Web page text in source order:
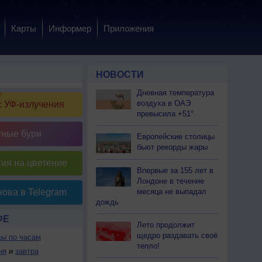
Карты Информер Приложения
УФ-излучения
бури
на цветение
в Telegram
по часам
и завтра
НОВОСТИ
Дневная температура
воздуха в ОАЭ
превысила +51°
Европейские столицы
бьют рекорды жары
Впервые за 155 лет в
Лондоне в течение
месяца не выпадал
дождь
Лето продолжит
щедро раздавать своё
тепло!